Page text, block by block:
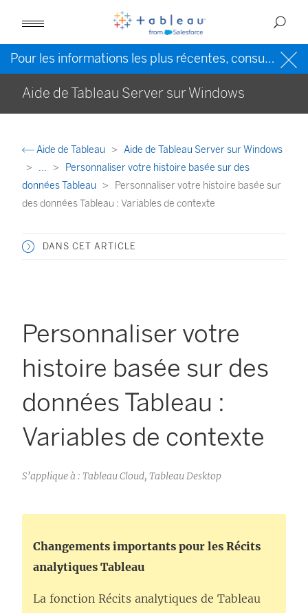
Pour les informations les plus récentes, consultez l’
Aide de Tableau Server sur Windows
Aide de Tableau
Aide de Tableau Server sur Windows
...
Personnaliser votre histoire basée sur des
données Tableau
Personnaliser votre histoire basée sur
des données Tableau : Variables de contexte
DANS CET ARTICLE
Personnaliser votre
histoire basée sur des
données Tableau :
Variables de contexte
S’applique à : Tableau Cloud, Tableau Desktop
Changements importants pour les Récits
analytiques Tableau
La fonction Récits analytiques de Tableau